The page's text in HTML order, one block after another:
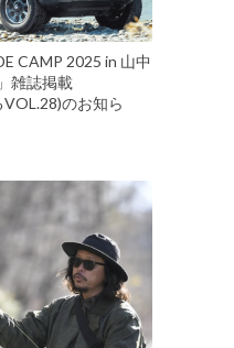
CAMP 2025 in 山中
雑誌掲載
のお知ら